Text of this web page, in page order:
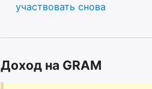
участвовать снова
Доход на GRAM